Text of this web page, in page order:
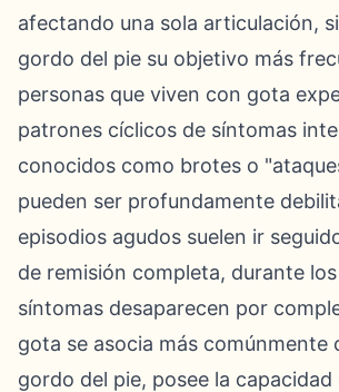
afectando una sola articulación,
gordo del pie su objetivo más
personas que viven con gota
patrones cíclicos de síntomas
conocidos como brotes o
pueden ser profundamente
episodios agudos suelen ir
de remisión completa, durante
síntomas desaparecen por
gota se asocia más comúnmente
gordo del pie, posee la